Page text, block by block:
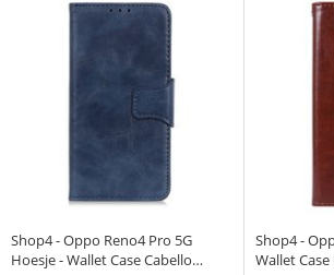
Shop4 - Oppo Reno4 Pro 5G
Hoesje - Wallet Case Cabello
Shop4 -
Wallet